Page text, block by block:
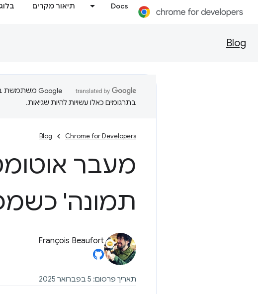
Docs תיאור מקרים בלוג
Blog
בתרגומים כאלו עשויות להיות שגיאות.
Chrome for Developers
Blog
מעבר
תמונה'
François Beaufort
תאריך פרסום: 5 בפברואר 2025